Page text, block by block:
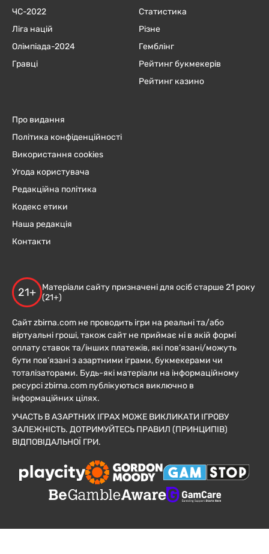
ЧC-2022
Ліга націй
Олімпіада-2024
Гравці
Статистика
Різне
Гемблінг
Рейтинг букмекерів
Рейтинг казино
Про видання
Політика конфіденційності
Використання cookies
Угода користувача
Редакційна політика
Кодекс етики
Наша редакція
Контакти
21+
Матеріали сайту призначені для осіб старше 21 року
(21+)
Сайт zbirna.com не проводить ігри на реальні та/або
віртуальні гроші, також сайт не приймає ні в якій формі
оплату ставок та/інших платежів, які пов’язані/можуть
бути пов’язані з азартними іграми, букмекерами чи
тоталізаторами. Будь-які матеріали на інформаційному
ресурсі zbirna.com публікуються виключно в
інформаційних цілях.
УЧАСТЬ В АЗАРТНИХ ІГРАХ МОЖЕ ВИКЛИКАТИ ІГРОВУ
ЗАЛЕЖНІСТЬ. ДОТРИМУЙТЕСЬ ПРАВИЛ (ПРИНЦИПІВ)
ВІДПОВІДАЛЬНОЇ ГРИ.